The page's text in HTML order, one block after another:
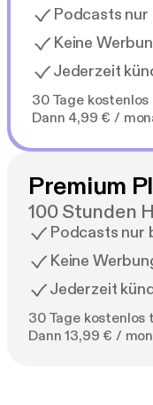
Podcasts nur
Keine
Jederzeit
30 Tage
Dann 4,99 € /
Premium
100 Stunden
Podcasts nur
Keine
Jederzeit
30 Tage kostenlos
Dann 13,99 € /